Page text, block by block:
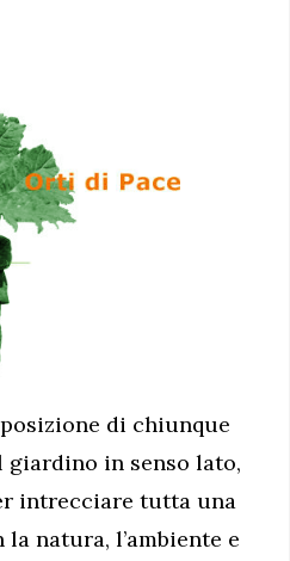
di chiunque
giardino in senso lato,
intrecciare tutta una
natura, l’ambiente e